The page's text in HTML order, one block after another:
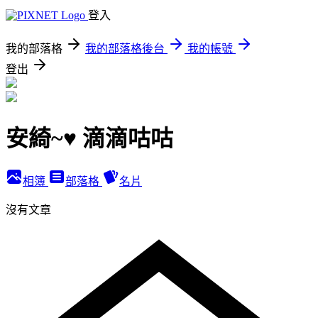
登入
我的部落格 我的部落格後台
我的帳號
登出
安綺~♥ 滴滴咕咕
相簿 部落格 名片
沒有文章